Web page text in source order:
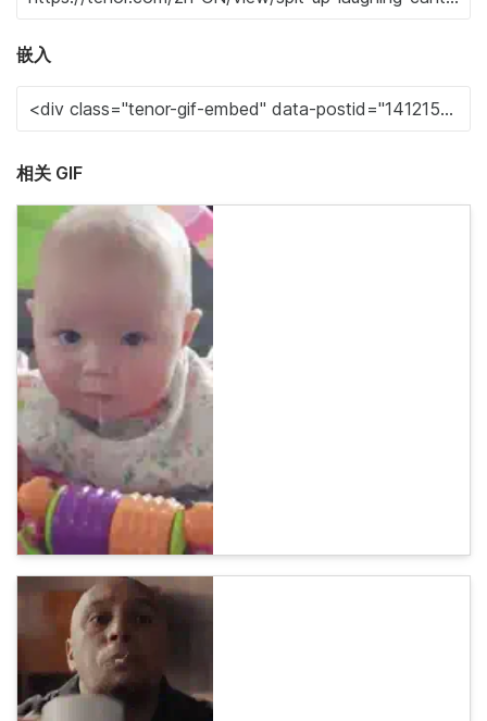
嵌入
相关 GIF